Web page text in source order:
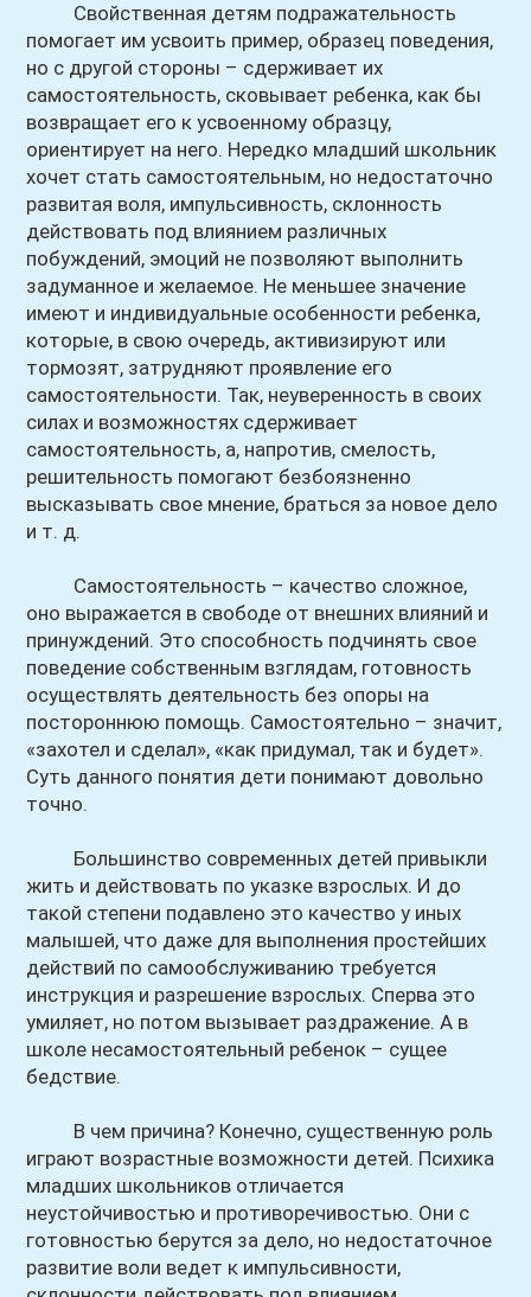
Свойственная детям подражательность
помогает им усвоить пример, образец поведения,
но с другой стороны – сдерживает их
самостоятельность, сковывает ребенка, как бы
возвращает его к усвоенному образцу,
ориентирует на него. Нередко младший школьник
хочет стать самостоятельным, но недостаточно
развитая воля, импульсивность, склонность
действовать под влиянием различных
побуждений, эмоций не позволяют выполнить
задуманное и желаемое. Не меньшее значение
имеют и индивидуальные особенности ребенка,
которые, в свою очередь, активизируют или
тормозят, затрудняют проявление его
самостоятельности. Так, неуверенность в своих
силах и возможностях сдерживает
самостоятельность, а, напротив, смелость,
решительность помогают безбоязненно
высказывать свое мнение, браться за новое дело
и т. д.
Самостоятельность – качество сложное,
оно выражается в свободе от внешних влияний и
принуждений. Это способность подчинять свое
поведение собственным взглядам, готовность
осуществлять деятельность без опоры на
постороннюю помощь. Самостоятельно – значит,
«захотел и сделал», «как придумал, так и будет».
Суть данного понятия дети понимают довольно
точно.
Большинство современных детей привыкли
жить и действовать по указке взрослых. И до
такой степени подавлено это качество у иных
малышей, что даже для выполнения простейших
действий по самообслуживанию требуется
инструкция и разрешение взрослых. Сперва это
умиляет, но потом вызывает раздражение. А в
школе несамостоятельный ребенок – сущее
бедствие.
В чем причина? Конечно, существенную роль
играют возрастные возможности детей. Психика
младших школьников отличается
неустойчивостью и противоречивостью. Они с
готовностью берутся за дело, но недостаточное
развитие воли ведет к импульсивности,